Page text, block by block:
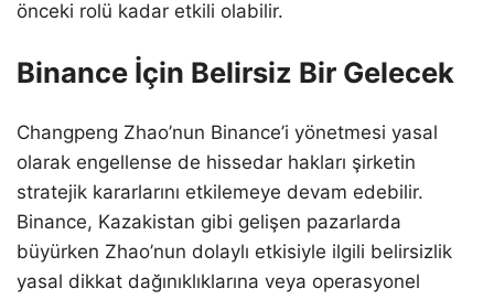
önceki rolü kadar etkili olabilir.
Binance İçin Belirsiz Bir Gelecek
Changpeng Zhao’nun Binance’i yönetmesi yasal
olarak engellense de hissedar hakları şirketin
stratejik kararlarını etkilemeye devam edebilir.
Binance, Kazakistan gibi gelişen pazarlarda
büyürken Zhao’nun dolaylı etkisiyle ilgili belirsizlik
yasal dikkat dağınıklıklarına veya operasyonel